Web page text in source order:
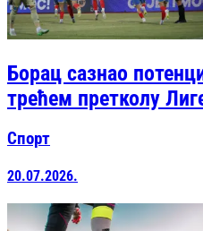
Борац сазнао
трећем претколу
Спорт
20.07.2026.